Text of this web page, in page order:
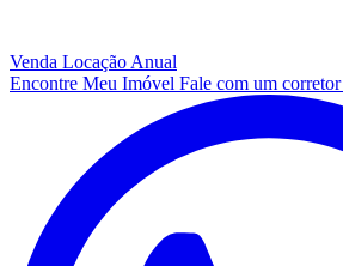
Venda Locação Anual
Encontre Meu Imóvel Fale com um corretor